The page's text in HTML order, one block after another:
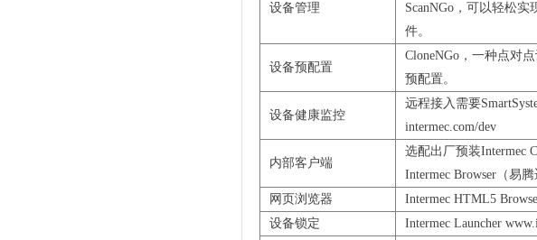
设备管理
ScanNGo，可以轻松
件。
设备预配置
CloneNGo，一种点对
预配置。
设备健康监控
远程接入需要
intermec.com/dev
内部客户端
选配出厂预装Intermec
Intermec Browser（易腾
网页浏览器
Intermec HTML5
设备锁定
Intermec Launcher